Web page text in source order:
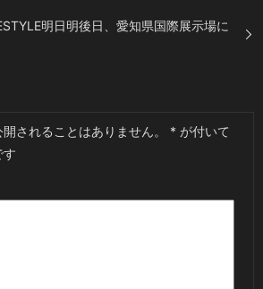
明日明後日、愛知県国際展示場に
されることはありません。 * が付いて
す